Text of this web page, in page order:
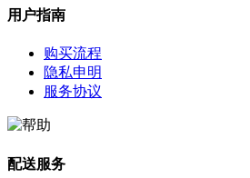
用户指南
购买流程
隐私申明
服务协议
配送服务